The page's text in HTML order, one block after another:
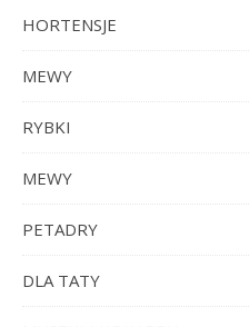
HORTENSJE
MEWY
RYBKI
MEWY
PETADRY
DLA TATY